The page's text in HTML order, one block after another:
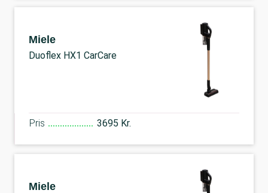
Miele
Duoflex HX1 CarCare
Pris 3695 Kr.
Miele